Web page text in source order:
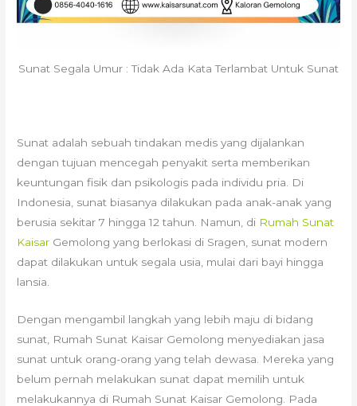
Sunat Segala Umur : Tidak Ada Kata Terlambat Untuk Sunat
Sunat adalah sebuah tindakan medis yang dijalankan
dengan tujuan mencegah penyakit serta memberikan
keuntungan fisik dan psikologis pada individu pria. Di
Indonesia, sunat biasanya dilakukan pada anak-anak yang
berusia sekitar 7 hingga 12 tahun. Namun, di Rumah Sunat
Kaisar Gemolong yang berlokasi di Sragen, sunat modern
dapat dilakukan untuk segala usia, mulai dari bayi hingga
lansia.
Dengan mengambil langkah yang lebih maju di bidang
sunat, Rumah Sunat Kaisar Gemolong menyediakan jasa
sunat untuk orang-orang yang telah dewasa. Mereka yang
belum pernah melakukan sunat dapat memilih untuk
melakukannya di Rumah Sunat Kaisar Gemolong. Pada